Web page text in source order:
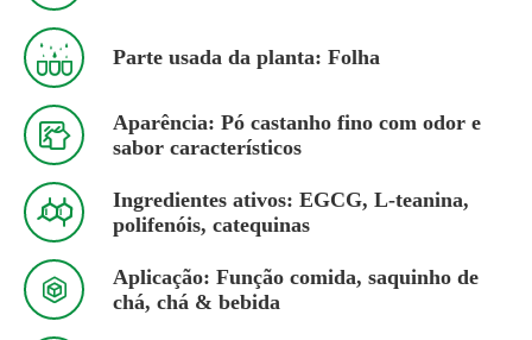
 Parte usada da planta: Folha

Aparência: Pó castanho fino com odor e
sabor característicos

Ingredientes ativos: EGCG, L-teanina,
polifenóis, catequinas

Aplicação: Função comida, saquinho de
chá, chá & bebida